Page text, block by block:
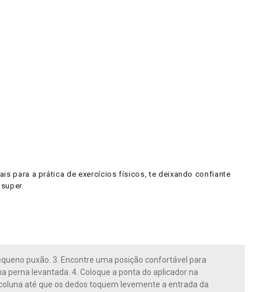
para a prática de exercícios físicos, te deixando confiante
puxão. 3. Encontre uma posição confortável para
perna levantada. 4. Coloque a ponta do aplicador na
até que os dedos toquem levemente a entrada da